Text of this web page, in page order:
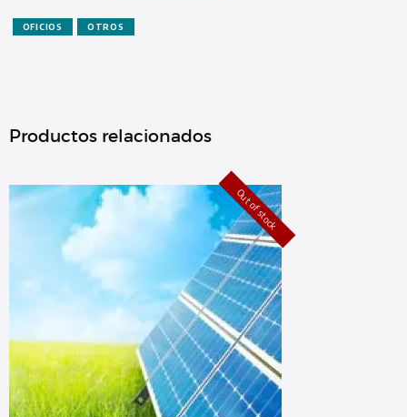
cantidad
OFICIOS OTROS
Productos relacionados
Out of stock